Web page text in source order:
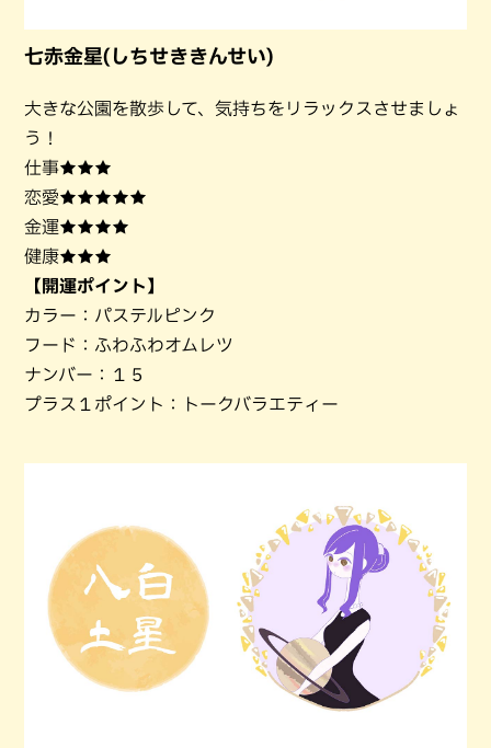
七赤金星(しちせききんせい)
大きな公園を散歩して、気持ちをリラックスさせましょ
う！
仕事★★★
恋愛★★★★★
金運★★★★
健康★★★
【開運ポイント】
カラー：パステルピンク
フード：ふわふわオムレツ
ナンバー：１５
プラス１ポイント：トークバラエティー